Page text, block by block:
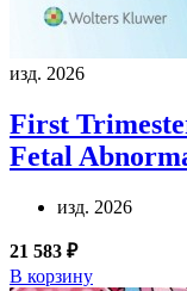
изд. 2026
First
Fetal
изд. 2026
21 583 ₽
В корзину